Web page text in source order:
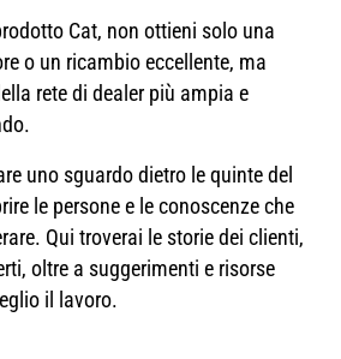
Cat, non ottieni solo una
o un ricambio eccellente, ma
rete di dealer più ampia e
uno sguardo dietro le quinte del
le persone e le conoscenze che
Qui troverai le storie dei clienti,
oltre a suggerimenti e risorse
il lavoro.